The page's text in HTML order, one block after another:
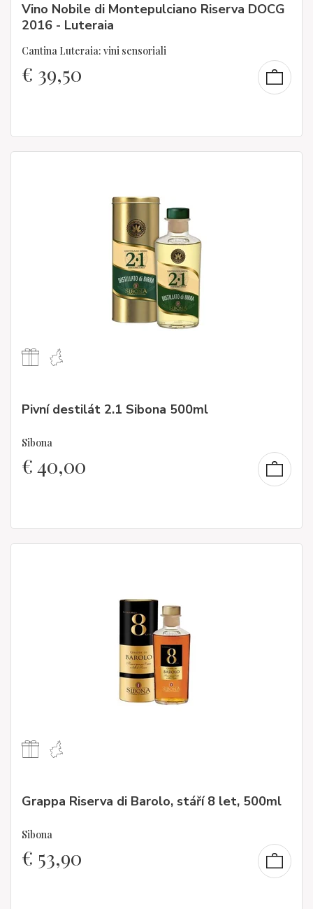
Vino Nobile di Montepulciano Riserva DOCG
2016 - Luteraia
Cantina Luteraia: vini sensoriali
€ 39,50
Pivní destilát 2.1 Sibona 500ml
Sibona
€40,00
Grappa Riserva di Barolo, stáří 8 let, 500ml
Sibona
€ 53,90